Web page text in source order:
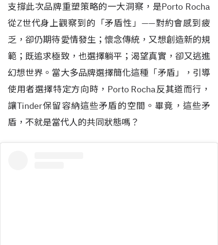
支撐此次品牌重塑策略的一大洞察，是Porto Rocha
從Z世代身上觀察到的「矛盾性」——對約會感到疲
乏，卻仍期待愛情發生；懷念傳統，又想創造新的規
範；既追求極致，也選擇躺平；渴望真實，卻又逃進
幻想世界。當大多品牌選擇簡化這種「矛盾」，引導
使用者選擇特定方向時，Porto Rocha反其道而行，
讓Tinder保留容納這些矛盾的空間。畢竟，這些矛
盾，不就是當代人的共同狀態嗎？